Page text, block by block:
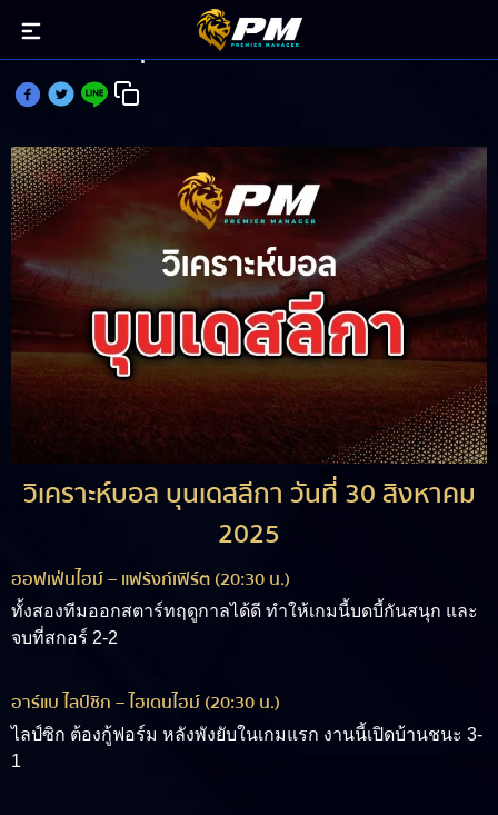
วิเคราะห์บอล บุนเดสลีกา วันที่ 30 สิงหาคม 2025
วิเคราะห์บอล บุนเดสลีกา วันที่ 30 สิงหาคม
2025
ฮอฟเฟ่นไฮม์ – แฟร้งก์เฟิร์ต (20:30 น.)
ทั้งสองทีมออกสตาร์ทฤดูกาลได้ดี ทำให้เกมนี้บดบี้กันสนุก และ
จบที่สกอร์ 2-2
อาร์แบ ไลป์ซิก – ไฮเดนไฮม์ (20:30 น.)
ไลป์ซิก ต้องกู้ฟอร์ม หลังพังยับในเกมแรก งานนี้เปิดบ้านชนะ 3-
1